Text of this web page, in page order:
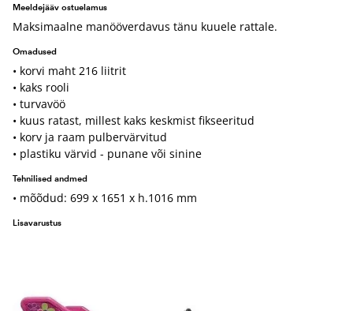
Meeldejääv ostuelamus
Maksimaalne manööverdavus tänu kuuele rattale.
Omadused
• korvi maht 216 liitrit
• kaks rooli
• turvavöö
• kuus ratast, millest kaks keskmist fikseeritud
• korv ja raam pulbervärvitud
• plastiku värvid - punane või sinine
Tehnilised andmed
• mõõdud: 699 x 1651 x h.1016 mm
Lisavarustus